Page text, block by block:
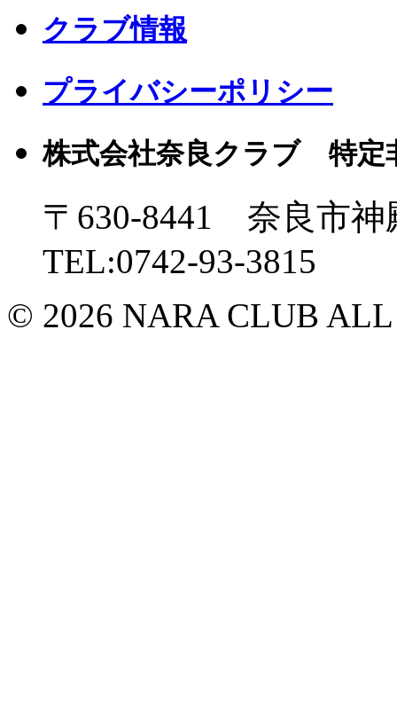
クラブ情報
プライバシーポリシー
株式会社奈良クラブ 特定
〒630-8441 奈良市
TEL:0742-93-3815
© 2026 NARA CLUB ALL